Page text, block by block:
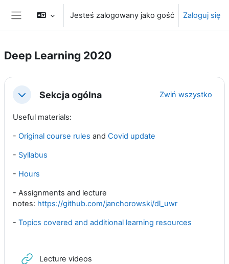
Przejdź do głównej zawartości
Panel boczny
Jesteś zalogowany jako gość Zaloguj się
Deep Learning 2020
Przegląd sekcji
MinimalizujSekcja ogólna Zwiń wszystko
Useful materials:
- Original course rules and Covid update
- Syllabus
- Hours
- Assignments and lecture
notes: https://github.com/janchorowski/dl_uwr
- Topics covered and additional learning resources
Lecture videos